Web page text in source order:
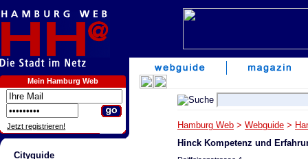
Mein Hamburg Web
Jetzt registrieren!
Cityguide
Hamburg Web > Webguide >
Hinck Kompetenz und